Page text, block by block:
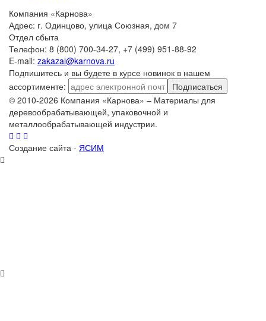
Компания «Карнова»
Адрес: г. Одинцово, улица Союзная, дом 7
Отдел сбыта
Телефон: 8 (800) 700-34-27, +7 (499) 951-88-92
E-mail: zakazal@karnova.ru
Подпишитесь и вы будете в курсе новинок в нашем
ассортименте:
Подписаться
© 2010-2026 Компания «Карнова» – Материалы для
деревообрабатывающей, упаковочной и
металлообрабатывающей индустрии.
Создание сайта - ЯСИМ